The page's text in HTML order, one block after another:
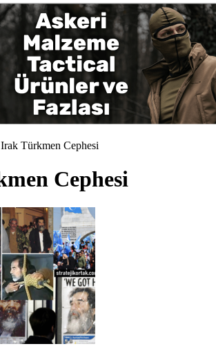
Irak Türkmen Cephesi
Cephesi